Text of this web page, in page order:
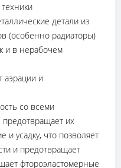
детали из
(особенно радиаторы)
и в нерабочем
аэрации и
со всеми
предотвращает их
и усадку, что позволяет
и предотвращает
фтороэластомерные